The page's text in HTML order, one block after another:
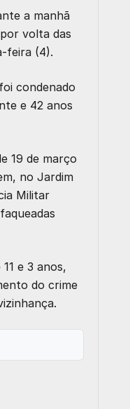
a manhã
volta das
feira (4).
condenado
e 42 anos
19 de março
no Jardim
Militar
e 3 anos,
do crime